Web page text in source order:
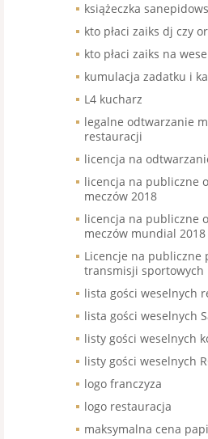
książeczka
kto płaci zaiks dj czy
kto płaci zaiks na
kumulacja zadatku i
L4 kucharz
legalne odtwarzanie
restauracji
licencja na
licencja na publiczne
meczów 2018
licencja na publiczne
meczów mundial 2018
Licencje na publiczne
transmisji sportowych
lista gości weselnych
lista gości weselnych
listy gości weselnych
listy gości weselnych
logo franczyza
logo restauracja
maksymalna cena